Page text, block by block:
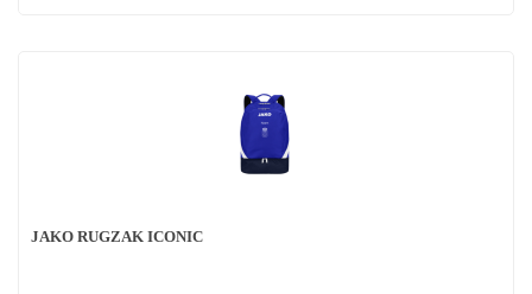
JAKO RUGZAK ICONIC